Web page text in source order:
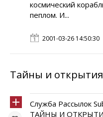
космический
пеплом. И...
2001-03-26 14:50:30
Тайны и открытия
Служба Рассылок
ТАЙНЫ И